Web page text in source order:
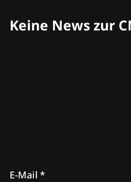
Keine News zur
E-Mail *